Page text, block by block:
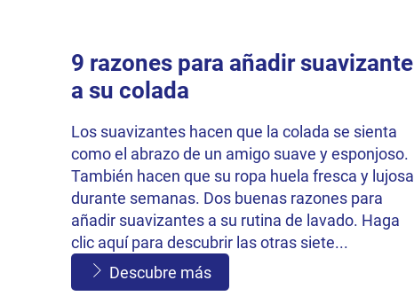
9 razones para añadir suavizante
a su colada
Los suavizantes hacen que la colada se sienta
como el abrazo de un amigo suave y esponjoso.
También hacen que su ropa huela fresca y lujosa
durante semanas. Dos buenas razones para
añadir suavizantes a su rutina de lavado. Haga
clic aquí para descubrir las otras siete...
Descubre más